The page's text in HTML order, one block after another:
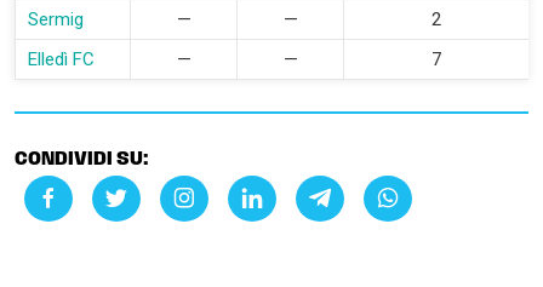
Sermig — — 2
Elledì FC
— — 7
CONDIVIDI SU: